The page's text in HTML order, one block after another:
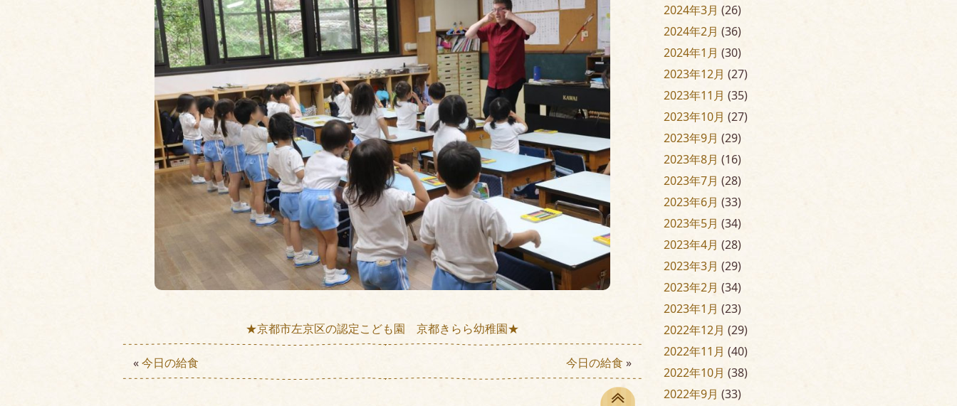
★京都市左京区の認定こども園 京都きらら幼稚園★
«今日の給食 今日の給食 »
2024年3月 (26)
2024年2月 (36)
2024年1月 (30)
2023年12月 (27)
2023年11月 (35)
2023年10月 (27)
2023年9月 (29)
2023年8月 (16)
2023年7月 (28)
2023年6月 (33)
2023年5月 (34)
2023年4月 (28)
2023年3月 (29)
2023年2月 (34)
2023年1月 (23)
2022年12月 (29)
2022年11月 (40)
2022年10月 (38)
2022年9月 (33)